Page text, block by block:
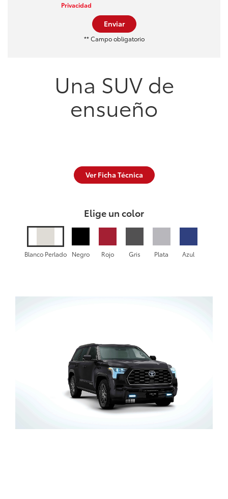
Privacidad
Enviar
** Campo obligatorio
Una SUV de
ensueño
Ver Ficha Técnica
Elige un color
Blanco Perlado Negro Rojo Gris Plata Azul